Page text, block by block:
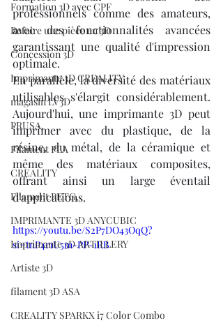
Formation 3D avec CPF
Refaire une pièce en 3D
Concession 3D
Imprimante 3D CREALITY
magasin LV3D
PRUSA,
Filament PLA
CREALITY
Filament PETG,
IMPRIMANTE 3D ANYCUBIC
Imprimante 3D ARTILLERY
Artiste 3D
filament 3D ASA
CREALITY SPARKX i7 Color Combo
professionnels comme des amateurs,
avec des fonctionnalités avancées
garantissant une qualité d'impression
optimale.
En parallèle, la diversité des matériaux
utilisables s'élargit considérablement.
Aujourd'hui, une imprimante 3D peut
imprimer avec du plastique, de la
résine, du métal, de la céramique et
même des matériaux composites,
offrant ainsi un large éventail
d'applications.
https://youtu.be/S2P7DO43OqQ?
si=tnP4r1U5m-PP-1RB